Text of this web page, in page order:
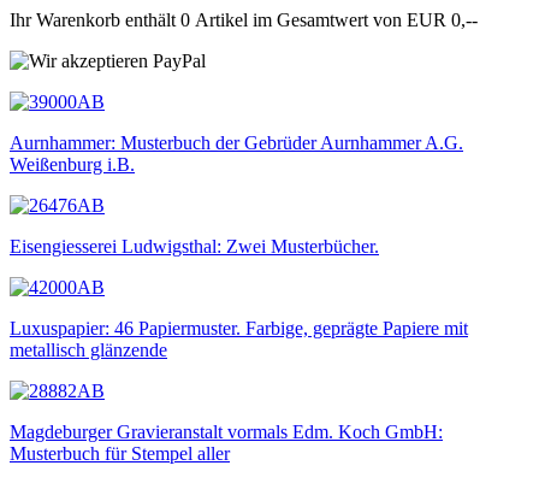
Ihr Warenkorb enthält 0 Artikel im Gesamtwert von EUR 0,--
Aurnhammer: Musterbuch der Gebrüder Aurnhammer A.G.
Weißenburg i.B.
Eisengiesserei Ludwigsthal: Zwei Musterbücher.
Luxuspapier: 46 Papiermuster. Farbige, geprägte Papiere mit
metallisch glänzende
Magdeburger Gravieranstalt vormals Edm. Koch GmbH:
Musterbuch für Stempel aller